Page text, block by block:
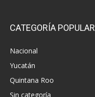
CATEGORÍA POPULAR
Nacional
Yucatán
Quintana Roo
Sin categoría